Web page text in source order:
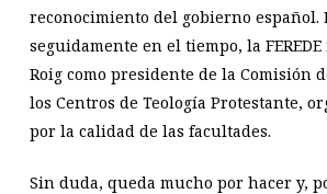
reconocimiento del gobierno español.
seguidamente en el tiempo, la
Roig como presidente de la Comisión
los Centros de Teología Protestante,
por la calidad de las facultades.
Sin duda, queda mucho por hacer y,